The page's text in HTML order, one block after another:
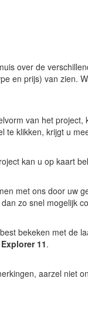
over de
en prijs) van zien.
van het
te klikken, krijgt u
kan u op kaart
met ons door uw
zo snel mogelijk
bekeken met de
11.
aarzel niet